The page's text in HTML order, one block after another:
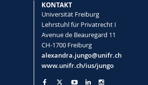
KONTAKT
Universität Freiburg
Lehrstuhl für Privatrecht I
Avenue de Beauregard 11
CH-1700 Freiburg
alexandra.jungo@unifr.ch
www.unifr.ch/ius/jungo